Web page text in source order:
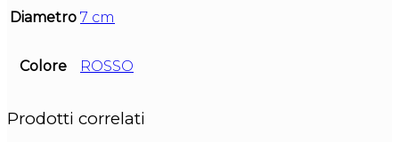
Diametro 7 cm
Colore ROSSO
Prodotti correlati